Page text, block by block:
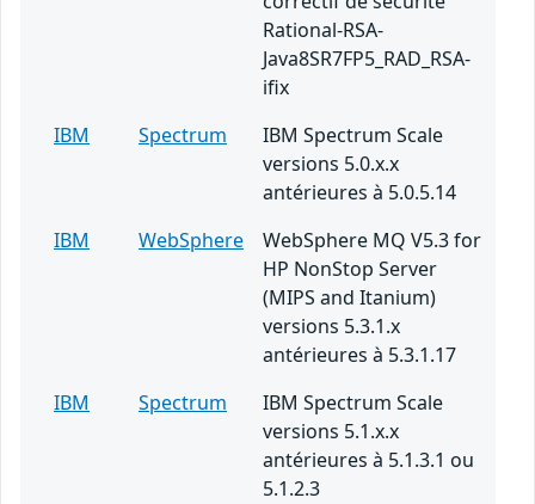
Rational-RSA-
Java8SR7FP5_RAD_RSA-
ifix
IBM
Spectrum
IBM Spectrum Scale
versions 5.0.x.x
antérieures à 5.0.5.14
IBM
WebSphere
WebSphere MQ V5.3 for
HP NonStop Server
(MIPS and Itanium)
versions 5.3.1.x
antérieures à 5.3.1.17
IBM
Spectrum
IBM Spectrum Scale
versions 5.1.x.x
antérieures à 5.1.3.1 ou
5.1.2.3